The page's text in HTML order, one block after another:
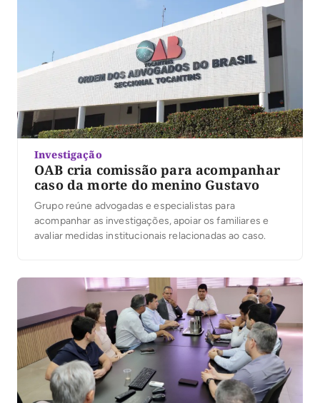
Investigação
OAB cria comissão para acompanhar
caso da morte do menino Gustavo
Grupo reúne advogadas e especialistas para
acompanhar as investigações, apoiar os familiares e
avaliar medidas institucionais relacionadas ao caso.